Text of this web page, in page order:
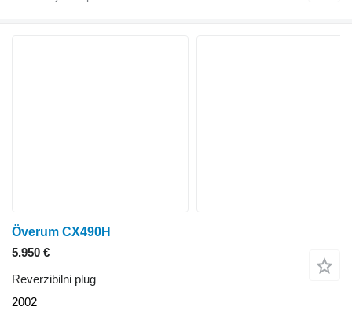
Överum CX490H
5.950 €
Reverzibilni plug
2002